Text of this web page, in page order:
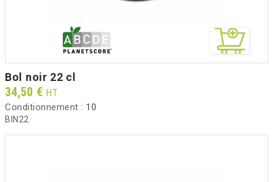
bol noir 22 cl
Prix
34,50 € HT
Conditionnement : 10
BIN22